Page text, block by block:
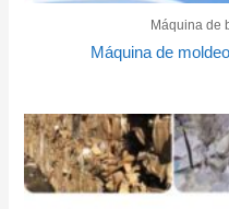
Máquina de
Máquina de